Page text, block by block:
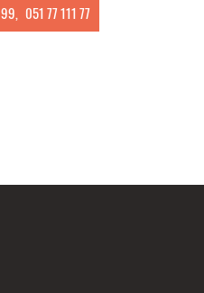
, 051 77 111 77